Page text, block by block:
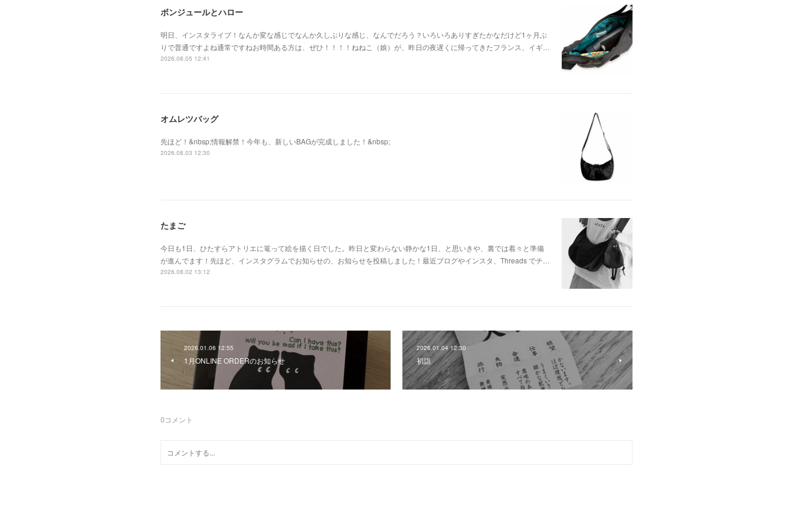
ボンジュールとハロー
明日、インスタライブ！なんか変な感じでなんか久しぶりな感じ、なんでだろう？いろいろありすぎたかなだけど1ヶ月ぶ
りで普通ですよね通常ですねお時間ある方は、ぜひ！！！！ねねこ（娘）が、昨日の夜遅くに帰ってきたフランス、イギ…
2026.08.05 12:41
オムレツバッグ
先ほど！&nbsp;情報解禁！今年も、新しいBAGが完成しました！&nbsp;
2026.08.03 12:30
たまご
今日も1日、ひたすらアトリエに篭って絵を描く日でした。昨日と変わらない静かな1日、と思いきや、裏では着々と準備
が進んでます！先ほど、インスタグラムでお知らせの、お知らせを投稿しました！最近ブログやインスタ、Threads でチ…
2026.08.02 13:12
2026.01.06 12:55
1月ONLINE ORDERのお知らせ
2026.01.04 12:30
初詣
0コメント